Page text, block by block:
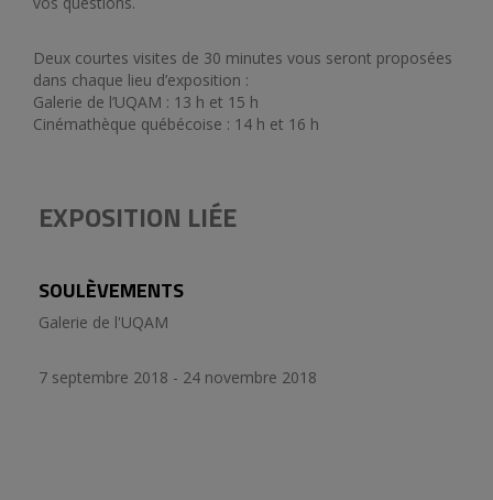
Deux courtes visites de 30 minutes vous seront proposées
dans chaque lieu d’exposition :
Galerie de l’UQAM : 13 h et 15 h
Cinémathèque québécoise : 14 h et 16 h
EXPOSITION LIÉE
SOULÈVEMENTS
Galerie de l'UQAM
7 septembre 2018 - 24 novembre 2018